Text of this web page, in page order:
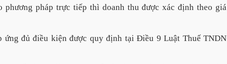
pháp trực tiếp thì doanh thu được xác định theo giá
đủ điều kiện được quy định tại Điều 9 Luật Thuế TNDN